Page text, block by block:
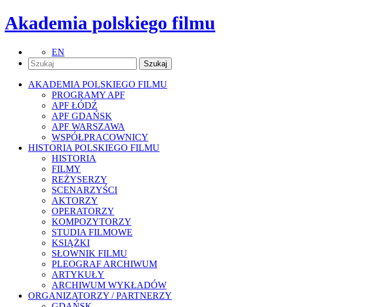
Akademia polskiego filmu
EN
AKADEMIA POLSKIEGO FILMU
PROGRAMY APF
APF ŁÓDŹ
APF GDAŃSK
APF WARSZAWA
WSPÓŁPRACOWNICY
HISTORIA POLSKIEGO FILMU
HISTORIA
FILMY
REŻYSERZY
SCENARZYŚCI
AKTORZY
OPERATORZY
KOMPOZYTORZY
STUDIA FILMOWE
KSIĄŻKI
SŁOWNIK FILMU
PLEOGRAF ARCHIWUM
ARTYKUŁY
ARCHIWUM WYKŁADÓW
ORGANIZATORZY / PARTNERZY